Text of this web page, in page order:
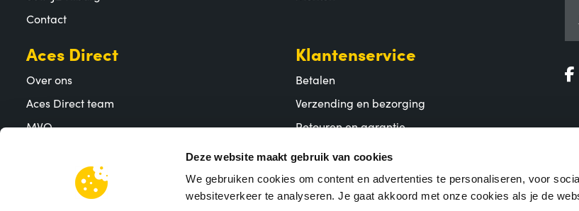
Deze website maakt gebruik van cookies
We gebruiken cookies om content en advertenties te personaliseren, voor
websiteverkeer te analyseren. Je gaat akkoord met onze cookies als je de
Contact
Aces Direct
Over ons
Aces Direct team
MVO
Klantenservice
Betalen
Verzending en bezorging
Retouren en garantie
Veelgestelde vragen